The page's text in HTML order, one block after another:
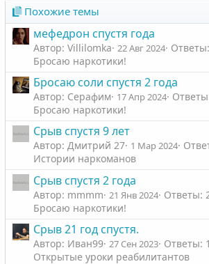
Похожие темы
мефедрон спустя года
Автор: Villilomka 22 Авг 2024
Бросаю наркотики!
Бросаю соли спустя 2 года
Автор: Серафим 17 Апр 2024
Бросаю наркотики!
Срыв спустя 9 лет
Автор: Дмитрий 27 1 Мар 2024
Истории наркоманов
Срыв спустя 2 года
Автор: mmmm 21 Янв 2024 Ответы:
Бросаю наркотики!
Срыв 21 год спустя.
Автор: Иван99 27 Сен 2023 Ответы:
Открытые уроки реабилитантов